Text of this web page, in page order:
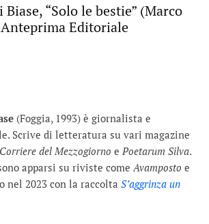
“Solo le bestie” (Marco
Anteprima Editoriale
(Foggia, 1993) è giornalista e
Scrive di letteratura su vari magazine
Corriere del Mezzogiorno e Poetarum Silva.
apparsi su riviste come Avamposto e
nel 2023 con la raccolta S’aggrinza un